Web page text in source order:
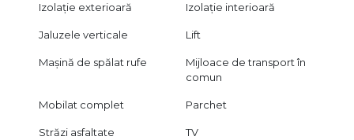
Izolație exterioară Izolație interioară
Jaluzele verticale Lift
Mașină de spălat rufe
Mijloace de transport în
comun
Mobilat complet Parchet
Străzi asfaltate TV